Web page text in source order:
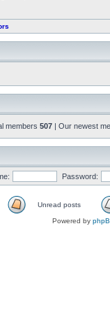
members 507 | Our newest
Password:
Unread posts
Powered by